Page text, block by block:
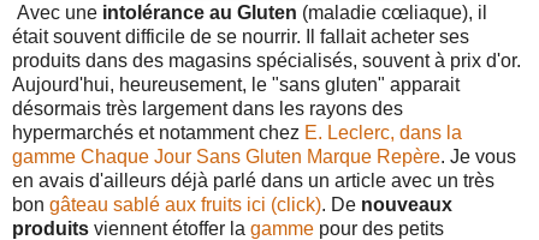
Avec une intolérance au Gluten (maladie cœliaque), il
était souvent difficile de se nourrir. Il fallait acheter ses
produits dans des magasins spécialisés, souvent à prix d'or.
Aujourd'hui, heureusement, le "sans gluten" apparait
désormais très largement dans les rayons des
hypermarchés et notamment chez E. Leclerc, dans la
gamme Chaque Jour Sans Gluten Marque Repère. Je vous
en avais d'ailleurs déjà parlé dans un article avec un très
bon gâteau sablé aux fruits ici (click). De nouveaux
produits viennent étoffer la gamme pour des petits